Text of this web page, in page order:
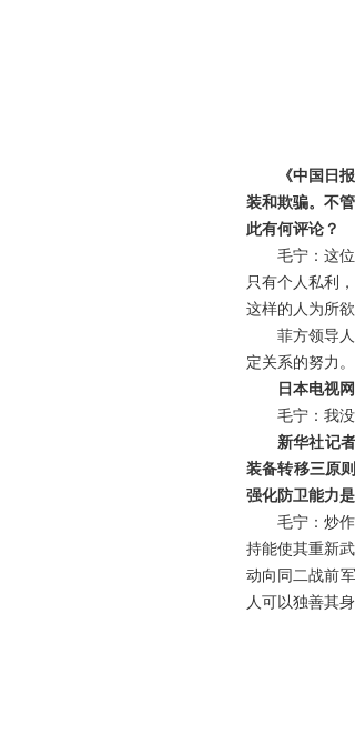
《中国日
装和欺骗。不
此有何评论？
毛宁：这
只有个人私利
这样的人为所
菲方领导
定关系的努力。
日本电视
毛宁：我
新华社记
装备转移三原
强化防卫能力
毛宁：炒
持能使其重新
动向同二战前
人可以独善其